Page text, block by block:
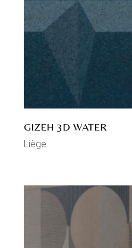
GIZEH 3D WATER
Liège